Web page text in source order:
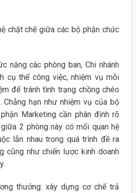
chặt chẽ giữa các bộ phận chức
năng các phòng ban, Chi nhánh
cụ thể công việc, nhiệm vụ mỗi
để tránh tình trạng chồng chéo
Chẳng hạn như nhiệm vụ của bộ
Marketing cần phân định rõ
2 phòng này có mối quan hệ
lẫn nhau trong quá trình đề ra
cũng như chiến lược kinh doanh
thưởng: xây dựng cơ chế trả